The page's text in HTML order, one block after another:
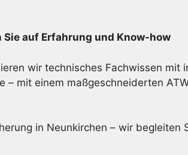
auf Erfahrung und Know-how
wir technisches Fachwissen mit
mit einem maßgeschneiderten
in Neunkirchen – wir